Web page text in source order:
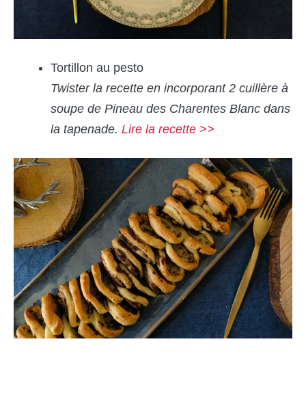
Tortillon au pesto
Twister la recette en incorporant 2 cuillère à
soupe de Pineau des Charentes Blanc dans
la tapenade. Lire la recette >>